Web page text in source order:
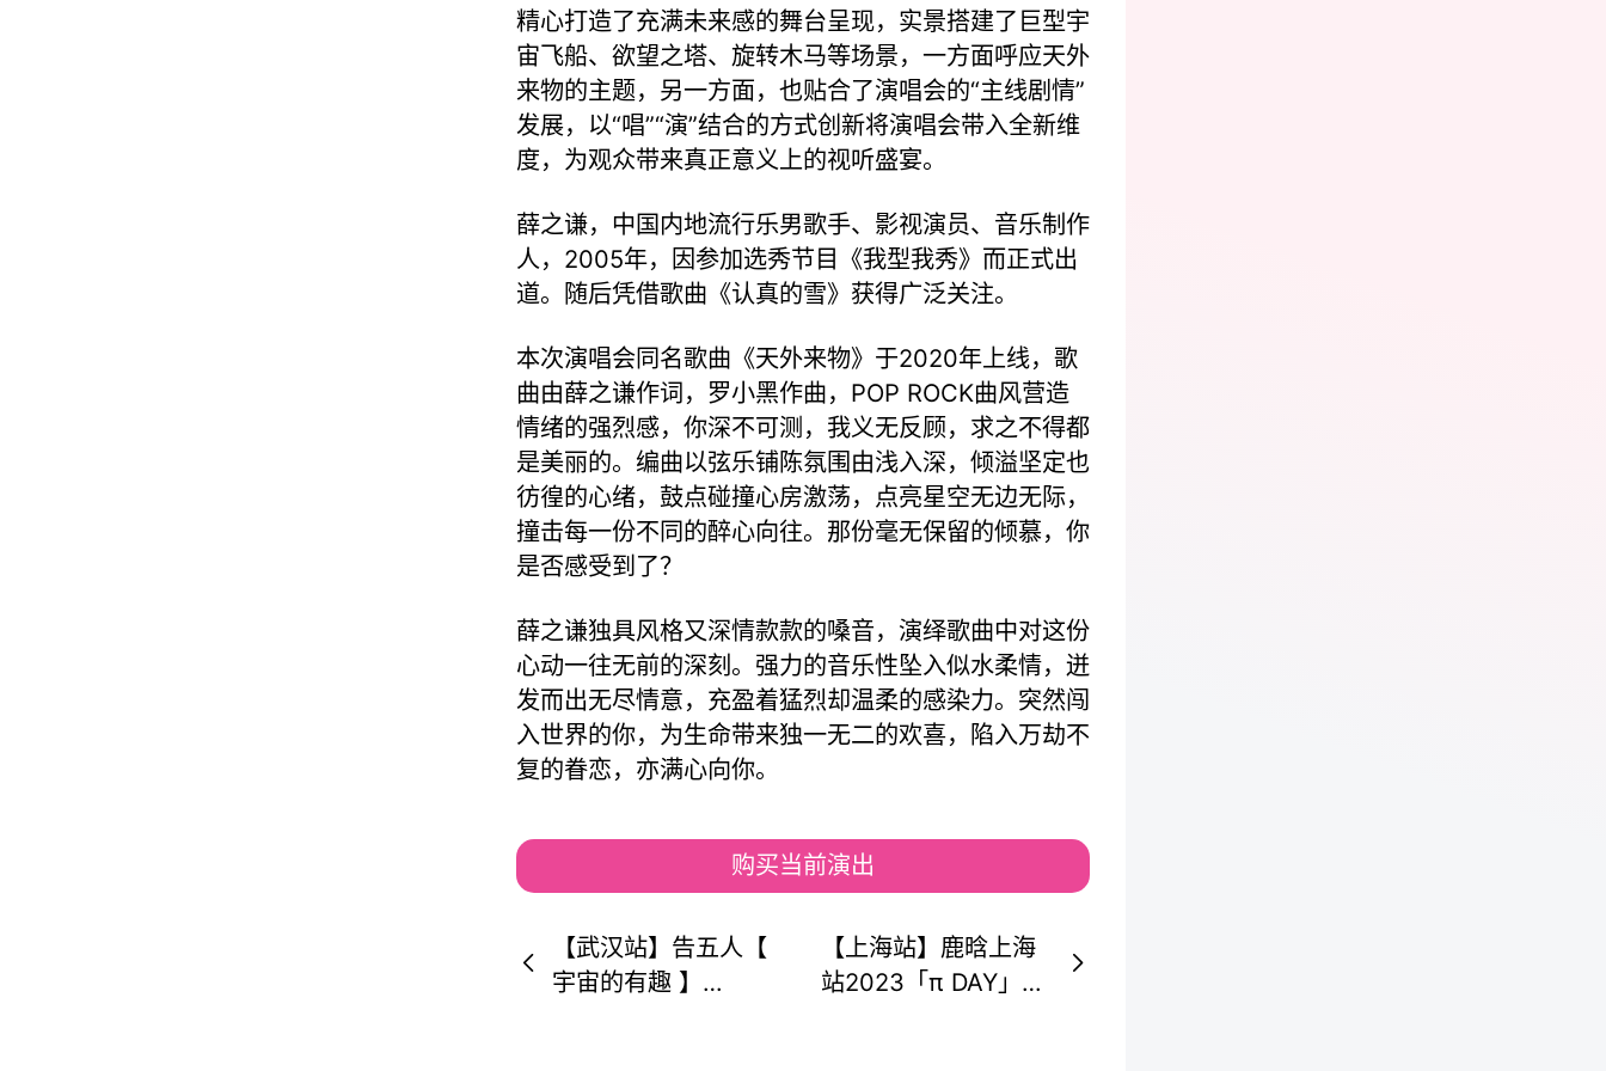
精心打造了充满未来感的舞台呈现，实景搭建了巨型宇
宙飞船、欲望之塔、旋转木马等场景，一方面呼应天外
来物的主题，另一方面，也贴合了演唱会的“主线剧情”
发展，以“唱”“演”结合的方式创新将演唱会带入全新维
度，为观众带来真正意义上的视听盛宴。
薛之谦，中国内地流行乐男歌手、影视演员、音乐制作
人，2005年，因参加选秀节目《我型我秀》而正式出
道。随后凭借歌曲《认真的雪》获得广泛关注。
本次演唱会同名歌曲《天外来物》于2020年上线，歌
曲由薛之谦作词，罗小黑作曲，POP ROCK曲风营造
情绪的强烈感，你深不可测，我义无反顾，求之不得都
是美丽的。编曲以弦乐铺陈氛围由浅入深，倾溢坚定也
彷徨的心绪，鼓点碰撞心房激荡，点亮星空无边无际，
撞击每一份不同的醉心向往。那份毫无保留的倾慕，你
是否感受到了？
薛之谦独具风格又深情款款的嗓音，演绎歌曲中对这份
心动一往无前的深刻。强力的音乐性坠入似水柔情，迸
发而出无尽情意，充盈着猛烈却温柔的感染力。突然闯
入世界的你，为生命带来独一无二的欢喜，陷入万劫不
复的眷恋，亦满心向你。
购买当前演出
【武汉站】告五人【
宇宙的有趣 】
【上海站】鹿晗上海
站2023「π DAY」巡